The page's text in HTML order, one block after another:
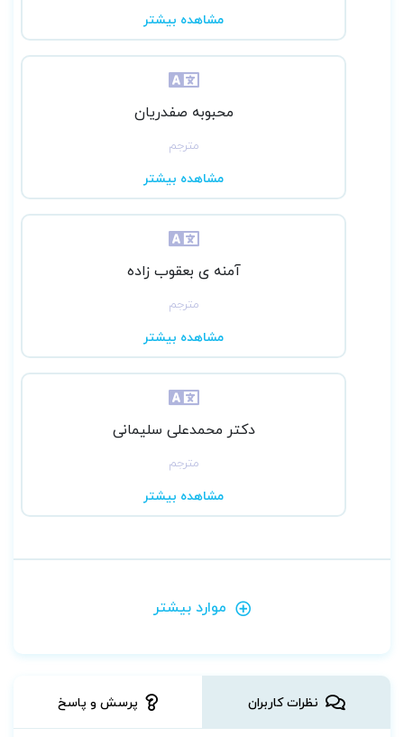
مشاهده بیشتر
محبوبه صفدریان
مترجم
مشاهده بیشتر
آمنه ی بعقوب زاده
مترجم
مشاهده بیشتر
دکتر محمدعلی سلیمانی
مترجم
مشاهده بیشتر
موارد بیشتر
نظرات کاربران پرسش و پاسخ